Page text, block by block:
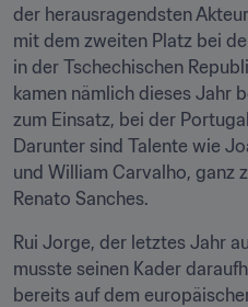
der herausragendsten
mit dem zweiten Platz bei
in der Tschechischen
kamen nämlich dieses Jahr
zum Einsatz, bei der
Darunter sind Talente wie
und William Carvalho, ganz
Renato Sanches.
Rui Jorge, der letztes Jahr
musste seinen Kader
bereits auf dem